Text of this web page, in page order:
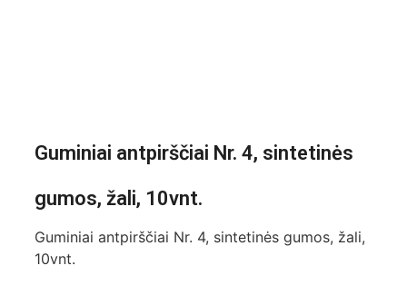
Guminiai antpirščiai Nr. 4, sintetinės
gumos, žali, 10vnt.
Guminiai antpirščiai Nr. 4, sintetinės gumos, žali,
10vnt.